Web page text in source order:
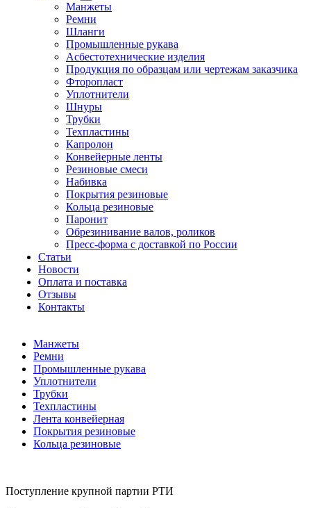
Манжеты
Ремни
Шланги
Промышленные рукава
Асбестотехнические изделия
Продукция по образцам или чертежам заказчика
Фторопласт
Уплотнители
Шнуры
Трубки
Техпластины
Капролон
Конвейерные ленты
Резиновые смеси
Набивка
Покрытия резиновые
Кольца резиновые
Паронит
Обрезинивание валов, роликов
Пресс-форма с доставкой по России
Статьи
Новости
Оплата и поставка
Отзывы
Контакты
Манжеты
Ремни
Промышленные рукава
Уплотнители
Трубки
Техпластины
Лента конвейерная
Покрытия резиновые
Кольца резиновые
Поступление крупной партии РТИ